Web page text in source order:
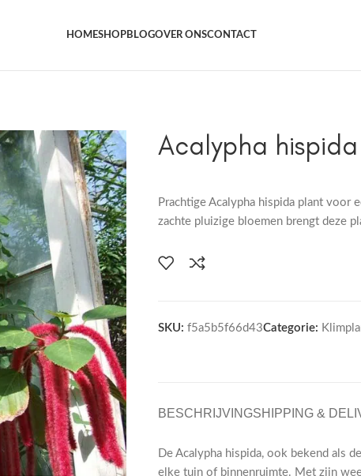
HOMESHOPBLOGOVER ONSCONTACT
Acalypha hispida
Prachtige Acalypha hispida plant
zachte pluizige bloemen brengt deze
SKU: f5a5b5f66d43Categorie:
BESCHRIJVINGSHIPPING &
De Acalypha hispida, ook bekend als
elke tuin of binnenruimte. Met zijn